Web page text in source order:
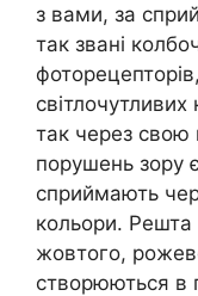
з вами, за
так звані
світлочутливих
так через свою
порушень зору
сприймають
кольори. Решта
жовтого,
створюються в